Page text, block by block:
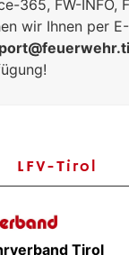
365, FW-INFO,
wir Ihnen per
LFV-Tirol
Tirol